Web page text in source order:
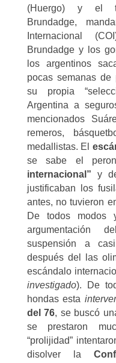
(Huergo) y el
Brundadge,
Internacional
Brundadge y los
los argentinos
pocas semanas
su propia
Argentina a
mencionados
remeros,
medallistas. El
se sabe el
internacional” y
justificaban los
antes, no tuvieron
De todos modos
argumentación
suspensión a
después del las
escándalo
investigado). De
hondas esta
del 76, se buscó
se prestaron
“prolijidad”
disolver la